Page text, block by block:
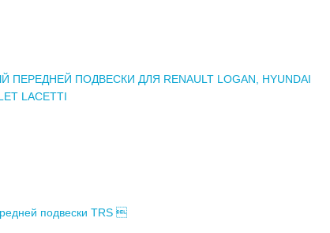
ПОДВЕСКИ ДЛЯ RENAULT LOGAN, HYUNDAI
LACETTI
подвески TRS 